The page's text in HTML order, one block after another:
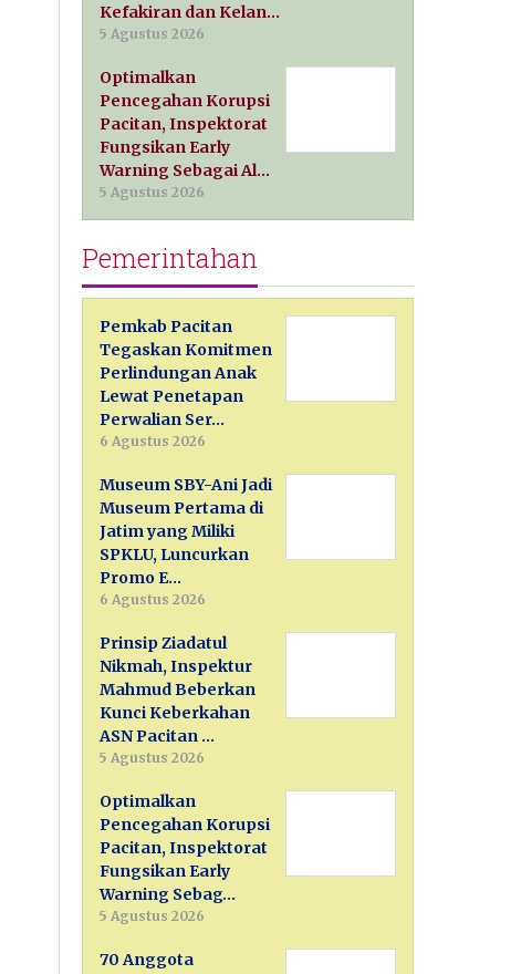
Kefakiran dan Kelan…
5 Agustus 2026
Optimalkan
Pencegahan Korupsi
Pacitan, Inspektorat
Fungsikan Early
Warning Sebagai Al…
5 Agustus 2026
Pemerintahan
Pemkab Pacitan
Tegaskan Komitmen
Perlindungan Anak
Lewat Penetapan
Perwalian Ser…
6 Agustus 2026
Museum SBY-Ani Jadi
Museum Pertama di
Jatim yang Miliki
SPKLU, Luncurkan
Promo E…
6 Agustus 2026
Prinsip Ziadatul
Nikmah, Inspektur
Mahmud Beberkan
Kunci Keberkahan
ASN Pacitan …
5 Agustus 2026
Optimalkan
Pencegahan Korupsi
Pacitan, Inspektorat
Fungsikan Early
Warning Sebag…
5 Agustus 2026
70 Anggota